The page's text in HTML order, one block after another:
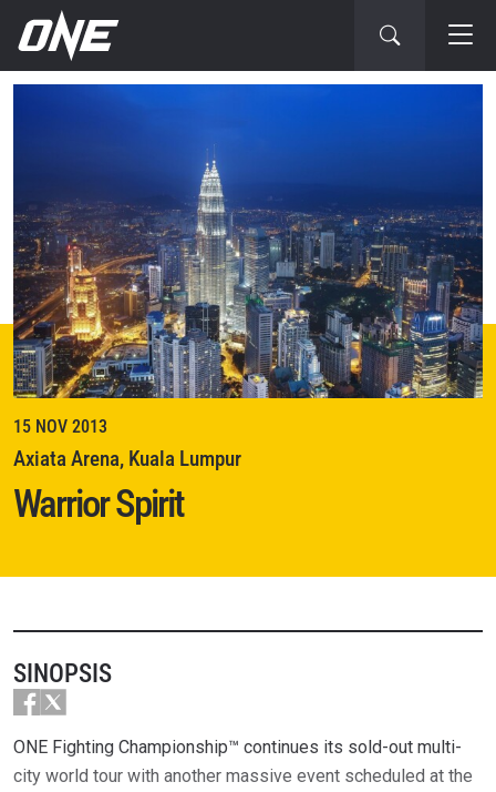
Gelaran
15 NOV 2013
Axiata Arena, Kuala Lumpur
Warrior Spirit
SINOPSIS
ONE Fighting Championship™ continues its sold-out multi-
city world tour with another massive event scheduled at the